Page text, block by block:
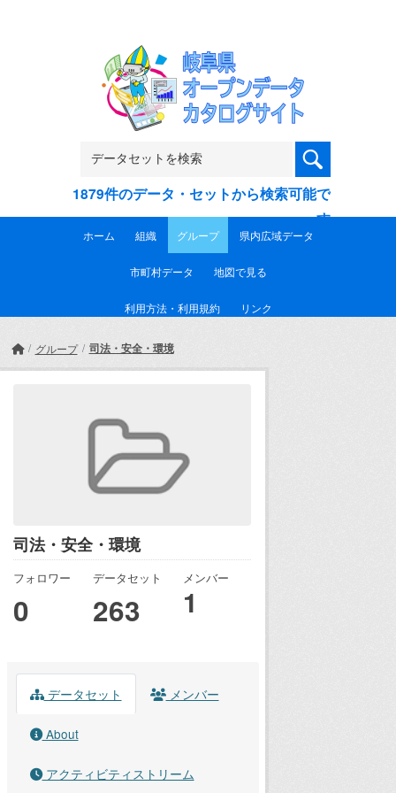
1879件のデータ・セットから検索可能で
す
ホーム 組織 グループ 県内広域データ
市町村データ 地図で見る
利用方法・利用規約 リンク
グループ 司法・安全・環境
司法・安全・環境
フォロワー
0
データセット
263
メンバー
1
データセット メンバー
About
アクティビティストリーム